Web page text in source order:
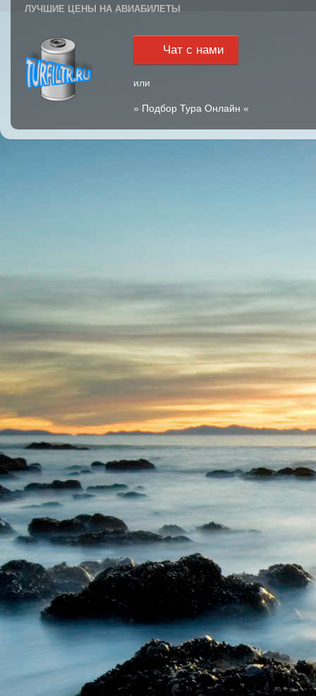
ЛУЧШИЕ ЦЕНЫ НА АВИАБИЛЕТЫ
Чат с нами
или
» Подбор Тура Онлайн «